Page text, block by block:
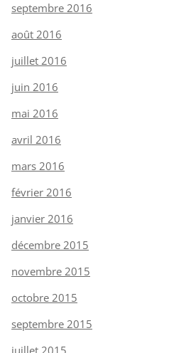
septembre 2016
août 2016
juillet 2016
juin 2016
mai 2016
avril 2016
mars 2016
février 2016
janvier 2016
décembre 2015
novembre 2015
octobre 2015
septembre 2015
juillet 2015